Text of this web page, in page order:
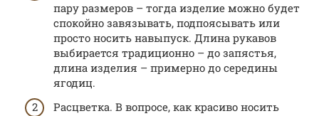
пару размеров – тогда изделие можно будет
спокойно завязывать, подпоясывать или
просто носить навыпуск. Длина рукавов
выбирается традиционно – до запястья,
длина изделия – примерно до середины
ягодиц.
Расцветка. В вопросе, как красиво носить